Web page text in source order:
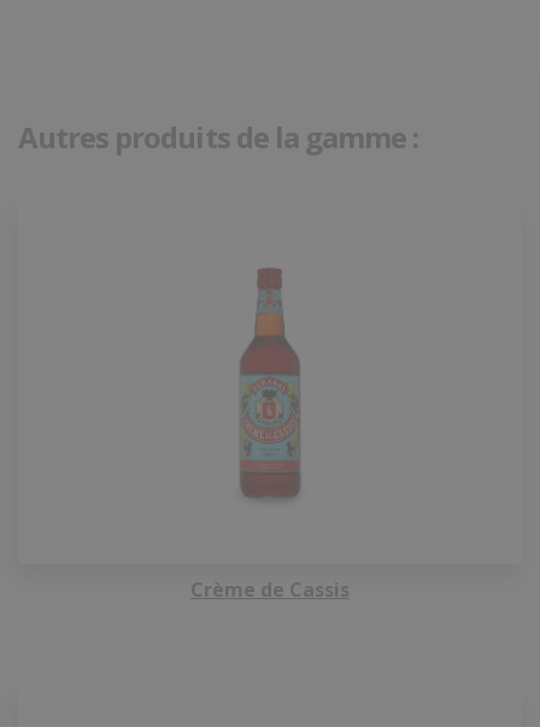
Autres produits de la gamme :
Crème de Cassis